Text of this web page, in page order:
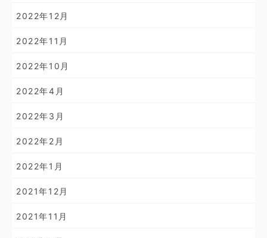
2022年12月
2022年11月
2022年10月
2022年4月
2022年3月
2022年2月
2022年1月
2021年12月
2021年11月